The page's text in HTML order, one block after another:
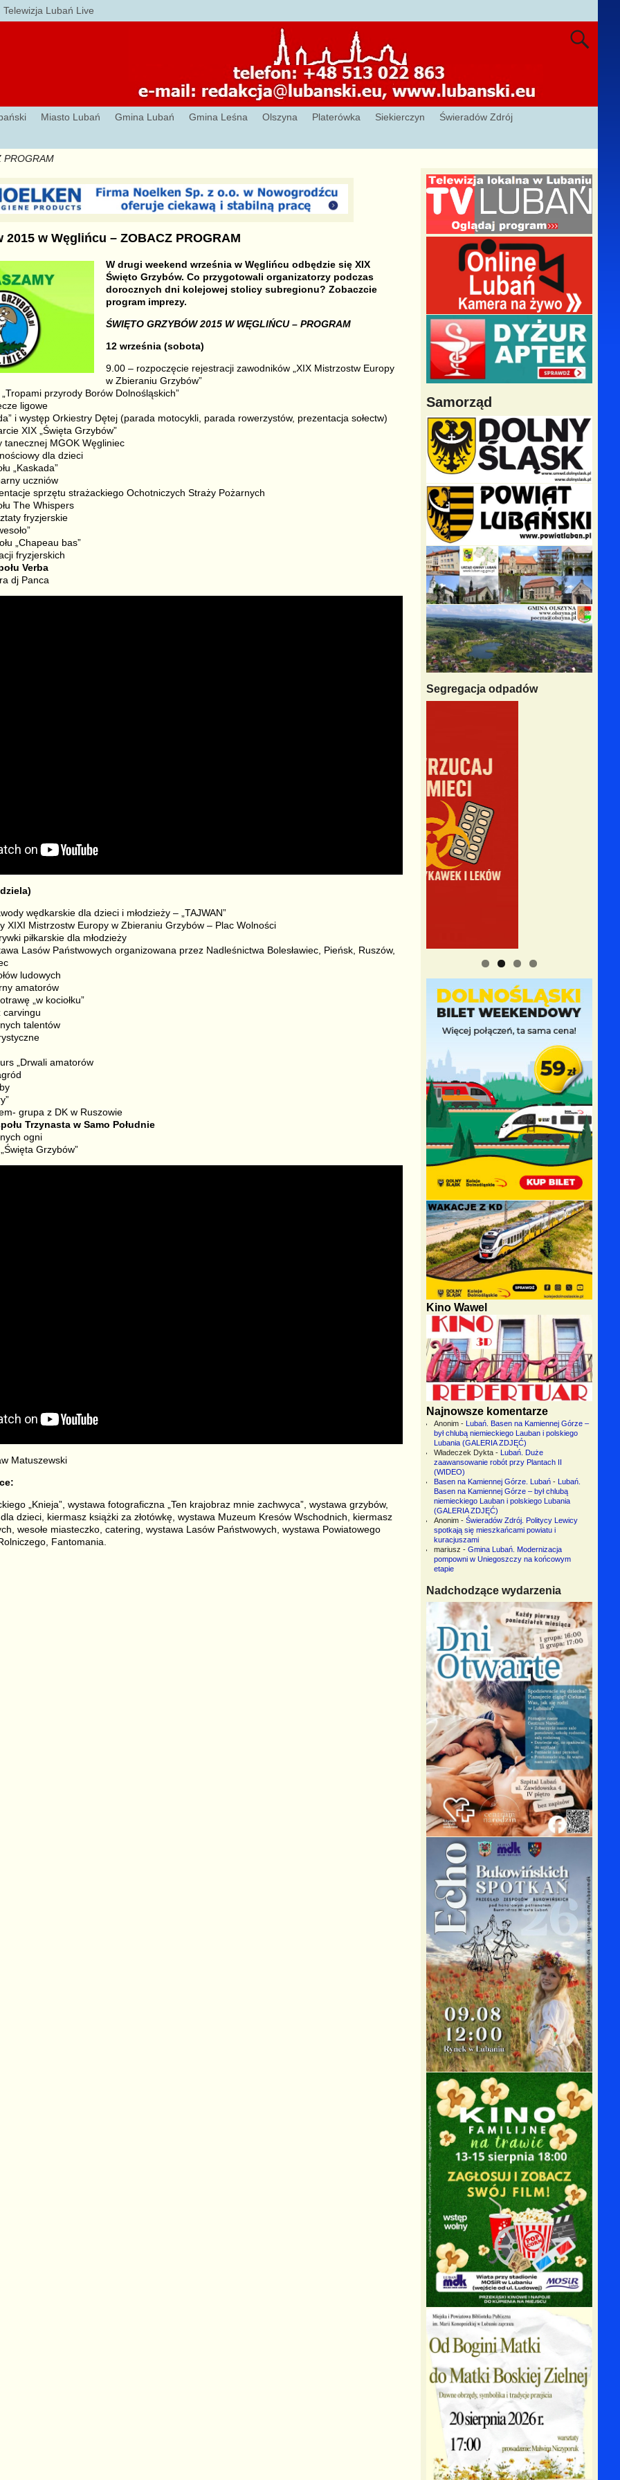
Telewizja Lubań Live
Miasto Lubań Gmina Lubań Gmina Leśna Olszyna Platerówka Siekierczyn
Świeradów Zdrój
PROGRAM
w Węglińcu – ZOBACZ PROGRAM
W drugi weekend września w Węglińcu odbędzie się XIX
Święto Grzybów. Co przygotowali organizatorzy podczas
dorocznych dni kolejowej stolicy subregionu? Zobaczcie
program imprezy.
ŚWIĘTO GRZYBÓW 2015 W WĘGLIŃCU – PROGRAM
12 września (sobota)
9.00 – rozpoczęcie rejestracji zawodników „XIX Mistrzostw Europy
w Zbieraniu Grzybów”
przyrody Borów Dolnośląskich”
ligowe
i występ Orkiestry Dętej (parada motocykli, parada rowerzystów, prezentacja sołectw)
XIX „Święta Grzybów”
tanecznej MGOK Węgliniec
dla dzieci
„Kaskada”
uczniów
sprzętu strażackiego Ochotniczych Straży Pożarnych
The Whispers
fryzjerskie
„Chapeau bas”
fryzjerskich
Verba
dj Panca
wędkarskie dla dzieci i młodzieży – „TAJWAN”
XIXI Mistrzostw Europy w Zbieraniu Grzybów – Plac Wolności
piłkarskie dla młodzieży
Lasów Państwowych organizowana przez Nadleśnictwa Bolesławiec, Pieńsk, Ruszów,
ludowych
amatorów
„w kociołku”
carvingu
talentów
„Drwali amatorów
grupa z DK w Ruszowie
Trzynasta w Samo Południe
ogni
Grzybów”
Matuszewski
„Knieja”, wystawa fotograficzna „Ten krajobraz mnie zachwyca”, wystawa grzybów,
dzieci, kiermasz książki za złotówkę, wystawa Muzeum Kresów Wschodnich, kiermasz
wesołe miasteczko, catering, wystawa Lasów Państwowych, wystawa Powiatowego
Fantomania.
Samorząd
Segregacja odpadów
Kino Wawel
Najnowsze komentarze
Anonim-
Lubań. Basen na Kamiennej Górze –
był chlubą niemieckiego Lauban i polskiego
Lubania (GALERIA ZDJĘĆ)
Władeczek Dykta-
Lubań. Duże
zaawansowanie robót przy Plantach II
(WIDEO)
Basen na Kamiennej Górze. Lubań-
Lubań.
Basen na Kamiennej Górze – był chlubą
niemieckiego Lauban i polskiego Lubania
(GALERIA ZDJĘĆ)
Anonim- Świeradów Zdrój. Politycy Lewicy
spotkają się mieszkańcami powiatu i
kuracjuszami
mariusz - Gmina Lubań. Modernizacja
pompowni w Uniegoszczy na końcowym
etapie
Nadchodzące wydarzenia